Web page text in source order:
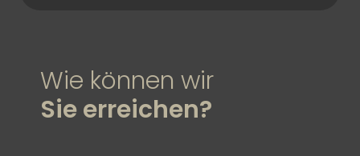
Wie können wir
Sie erreichen?